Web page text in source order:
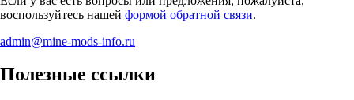
воспользуйтесь нашей формой обратной связи.
admin@mine-mods-info.ru
Полезные ссылки